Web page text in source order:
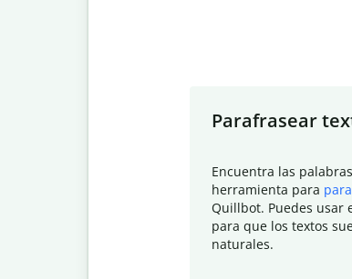
Parafrasear
Encuentra las
herramienta para
Quillbot. Puedes usar
para que los textos
naturales.